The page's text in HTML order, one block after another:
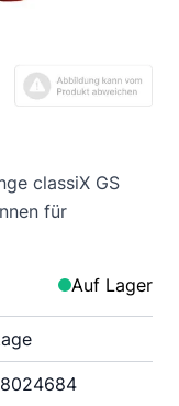
classiX GS
für
Auf Lager